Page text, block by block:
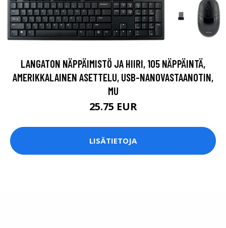
LANGATON NÄPPÄIMISTÖ JA HIIRI, 105 NÄPPÄINTÄ,
AMERIKKALAINEN ASETTELU, USB-NANOVASTAANOTIN,
MU
25.75 EUR
LISÄTIETOJA